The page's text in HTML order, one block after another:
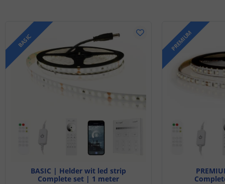
BASIC
BASIC | Helder wit led strip
Complete set | 1 meter
PREMIUM